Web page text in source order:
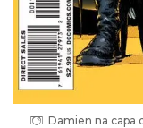
Damien na capa